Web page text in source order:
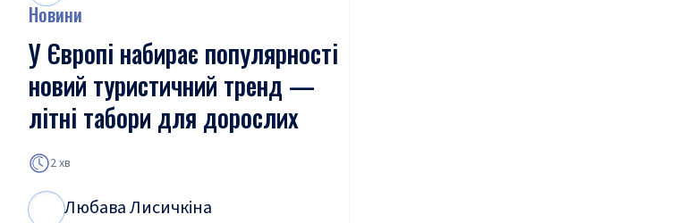
Новини
У Європі набирає популярності
новий туристичний тренд —
літні табори для дорослих
2 хв
Любава Лисичкіна